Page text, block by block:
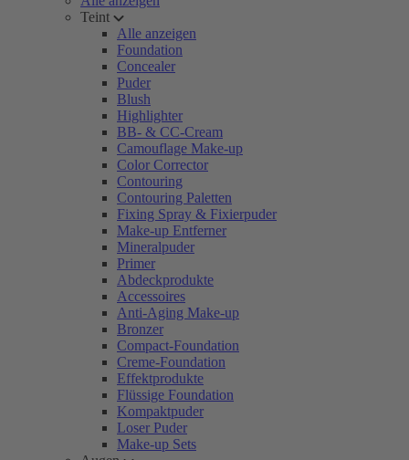
Teint
Alle anzeigen
Foundation
Concealer
Puder
Blush
Highlighter
BB- & CC-Cream
Camouflage Make-up
Color Corrector
Contouring
Contouring Paletten
Fixing Spray & Fixierpuder
Make-up Entferner
Mineralpuder
Primer
Abdeckprodukte
Accessoires
Anti-Aging Make-up
Bronzer
Compact-Foundation
Creme-Foundation
Effektprodukte
Flüssige Foundation
Kompaktpuder
Loser Puder
Make-up Sets